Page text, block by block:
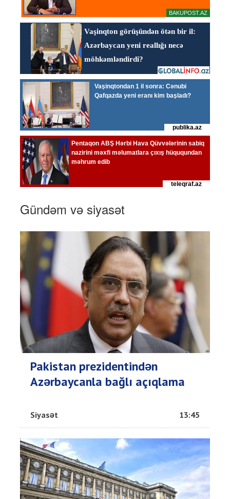
Gündəm və siyasət
Pakistan prezidentindən
Azərbaycanla bağlı açıqlama
Siyasət 13:45